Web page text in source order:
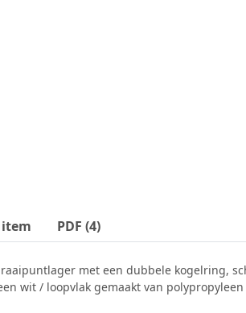
item PDF (4)
met een dubbele kogelring,
wit / loopvlak gemaakt van